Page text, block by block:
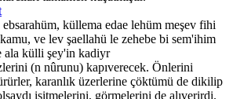
küllema edae lehüm meşev fihi
ve lev şaellahü le zehebe bi sem'ihim
ala külli şey'in kadiyr
(n nûrunu) kapıverecek. Önlerini
karanlık üzerlerine çöktümü de dikilip
işitmelerini, görmelerini de alıverirdi.